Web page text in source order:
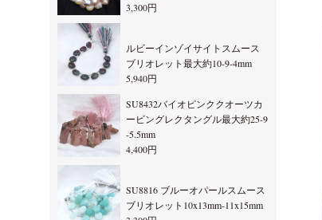
3,300円
ルビーインゾイサイトスムース
ブリオレット最大約10-9-4mm
5,940円
SU8432バイオピンククオーツカ
ービングレクタングル最大約25-9
-5.5mm
4,400円
SU8816 ブルーオパールスムース
ブリオレット10x13mm-11x15mm